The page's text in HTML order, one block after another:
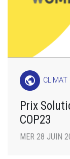
public CLIMAT
Prix
COP23
MER 28 JUIN